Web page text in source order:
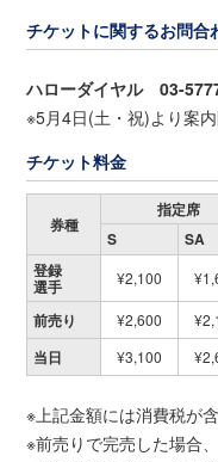
チケットに関するお問合
ハローダイヤル 03-
※5月4日(土・祝)より案
チケット料金
券種
指定席
S
SA
登録
選手 ¥2,100
前売り ¥2,600
当日 ¥3,100
※上記金額には消費税が含
※前売りで完売した場合